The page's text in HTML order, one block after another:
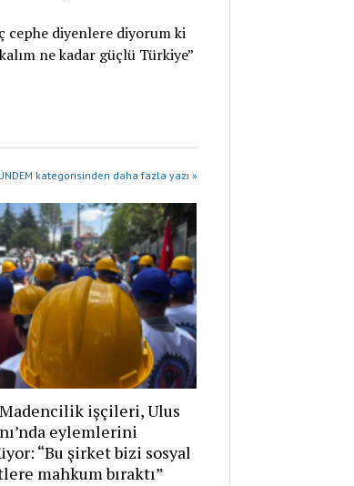
cephe diyenlere diyorum ki
ne kadar güçlü Türkiye”
kategorisinden daha fazla yazı »
işçileri, Ulus
eylemlerini
“Bu şirket bizi sosyal
mahkum bıraktı”